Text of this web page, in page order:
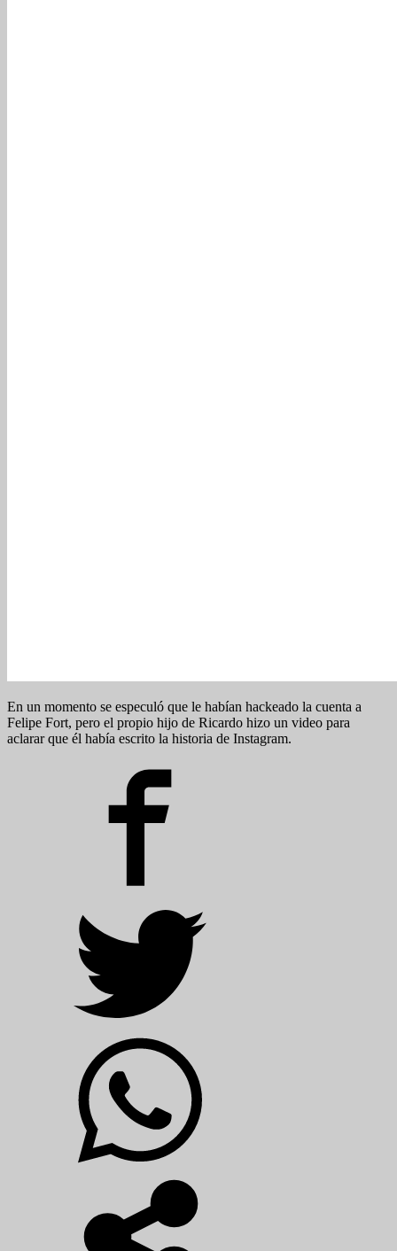
En un momento se especuló que le habían hackeado la cuenta a
Felipe Fort, pero el propio hijo de Ricardo hizo un video para
aclarar que él había escrito la historia de Instagram.